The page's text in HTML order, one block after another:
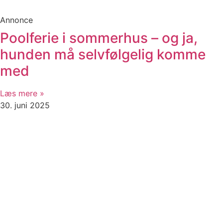
Annonce
Poolferie i sommerhus – og ja,
hunden må selvfølgelig komme
med
Læs mere »
30. juni 2025